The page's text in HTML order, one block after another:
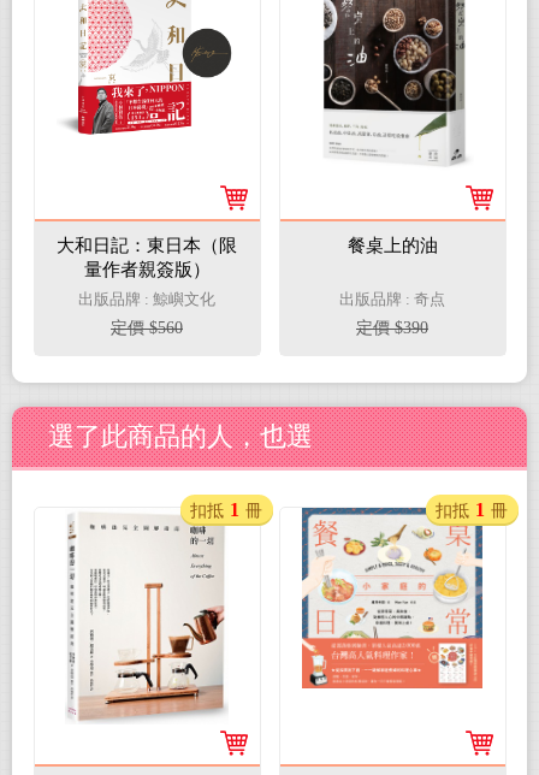
大和日記：東日本（限
量作者親簽版）
出版品牌 : 鯨嶼文化
定價 $560
餐桌上的油
出版品牌 : 奇点
定價 $390
選了此商品的人，也選
扣抵 1 冊 扣抵 1 冊